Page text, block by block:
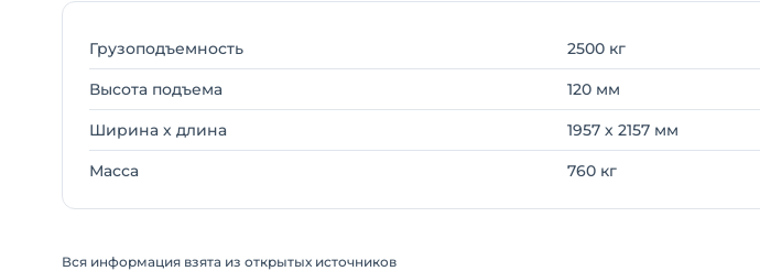
Грузоподъемность 2500 кг
Высота подъема 120 мм
Ширина х длина 1957 х 2157 мм
Масса 760 кг
Вся информация взята из открытых источников